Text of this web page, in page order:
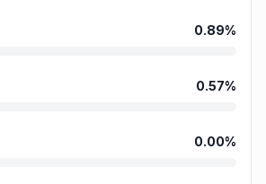
0.89%
0.57%
0.00%